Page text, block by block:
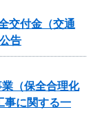
交付金（交通
告
業（保全合理化
事に関する一